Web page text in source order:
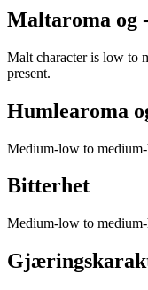
Maltaroma og
Malt character is low to
present.
Humlearoma
Medium-low to
Bitterhet
Medium-low to